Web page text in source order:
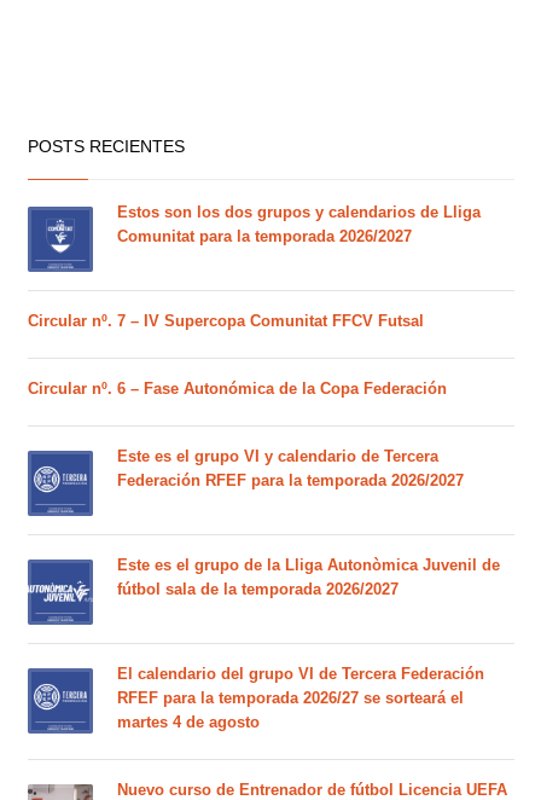
POSTS RECIENTES
Estos son los dos grupos y calendarios de Lliga
Comunitat para la temporada 2026/2027
Circular nº. 7 – IV Supercopa Comunitat FFCV Futsal
Circular nº. 6 – Fase Autonómica de la Copa Federación
Este es el grupo VI y calendario de Tercera
Federación RFEF para la temporada 2026/2027
Este es el grupo de la Lliga Autonòmica Juvenil de
fútbol sala de la temporada 2026/2027
El calendario del grupo VI de Tercera Federación
RFEF para la temporada 2026/27 se sorteará el
martes 4 de agosto
Nuevo curso de Entrenador de fútbol Licencia UEFA